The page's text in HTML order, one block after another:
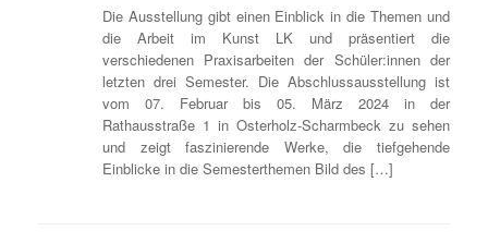
Die Ausstellung gibt einen Einblick in die Themen und
die Arbeit im Kunst LK und präsentiert die
verschiedenen Praxisarbeiten der Schüler:innen der
letzten drei Semester. Die Abschlussausstellung ist
vom 07. Februar bis 05. März 2024 in der
Rathausstraße 1 in Osterholz-Scharmbeck zu sehen
und zeigt faszinierende Werke, die tiefgehende
Einblicke in die Semesterthemen Bild des […]